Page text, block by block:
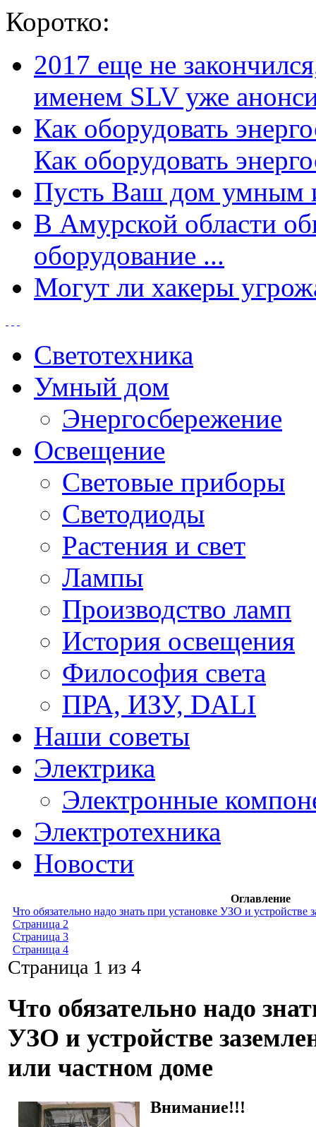
Коротко:
2017 еще не
именем SLV уже
Как оборудовать
Как оборудовать
Пусть Ваш дом умным
В Амурской области
оборудование ...
Могут ли хакеры
Светотехника
Умный дом
Энергосбережение
Освещение
Световые приборы
Светодиоды
Растения и свет
Лампы
Производство ламп
История освещения
Философия света
ПРА, ИЗУ, DALI
Наши советы
Электрика
Электронные
Электротехника
Новости
Оглавление
Что обязательно надо знать при установке УЗО и устройстве
Страница 2
Страница 3
Страница 4
Страница 1 из 4
Что обязательно надо
УЗО и устройстве
или частном доме
Внимание!!!